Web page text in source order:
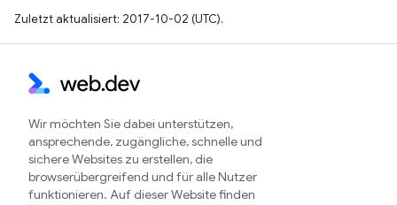
Zuletzt aktualisiert: 2017-10-02 (UTC).
Wir möchten Sie dabei unterstützen,
ansprechende, zugängliche, schnelle und
sichere Websites zu erstellen, die
browserübergreifend und für alle Nutzer
funktionieren. Auf dieser Website finden